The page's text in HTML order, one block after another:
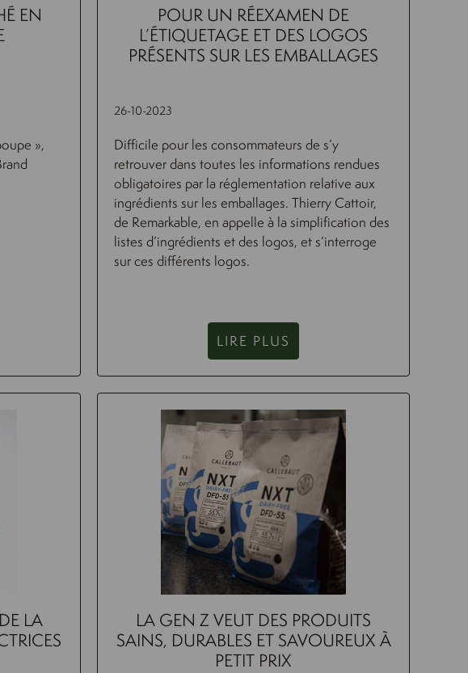
EN
»,
POUR UN RÉEXAMEN DE
L’ÉTIQUETAGE ET DES LOGOS
PRÉSENTS SUR LES EMBALLAGES
26-10-2023
Difficile pour les consommateurs de s’y
retrouver dans toutes les informations rendues
obligatoires par la réglementation relative aux
ingrédients sur les emballages. Thierry Cattoir,
de Remarkable, en appelle à la simplification des
listes d’ingrédients et des logos, et s’interroge
sur ces différents logos.
LIRE PLUS
LA
LA GEN Z VEUT DES PRODUITS
SAINS, DURABLES ET SAVOUREUX À
PETIT PRIX